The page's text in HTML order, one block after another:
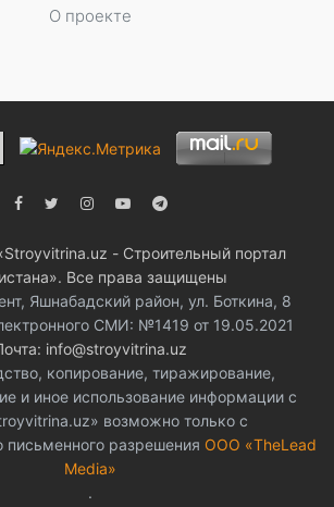
О проекте
- Строительный портал
Все права защищены
Яшнабадский район, ул. Боткина, 8
СМИ: №1419 от 19.05.2021
info@stroyvitrina.uz
копирование, тиражирование,
и иное использование информации с
возможно только с
письменного разрешения ООО «TheLead
Media»
.